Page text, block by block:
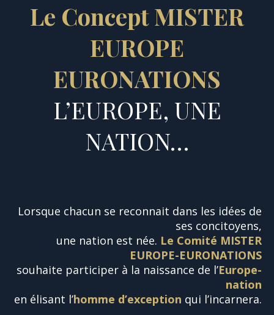
Le Concept MISTER
EUROPE
EURONATIONS
L’EUROPE, UNE
NATION…
Lorsque chacun se reconnait dans les idées de
ses concitoyens,
une nation est née. Le Comité MISTER
EUROPE-EURONATIONS
souhaite participer à la naissance de l’Europe-
nation
en élisant l’homme d’exception qui l’incarnera.